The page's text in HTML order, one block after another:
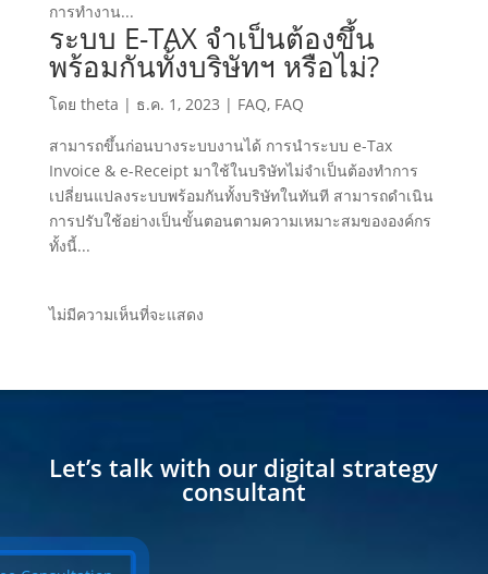
การทำงาน...
ระบบ E-TAX จำเป็นต้องขึ้น
พร้อมกันทั้งบริษัทฯ หรือไม่?
โดย theta | ธ.ค. 1, 2023 | FAQ, FAQ
สามารถขึ้นก่อนบางระบบงานได้ การนำระบบ e-Tax
Invoice & e-Receipt มาใช้ในบริษัทไม่จำเป็นต้องทำการ
เปลี่ยนแปลงระบบพร้อมกันทั้งบริษัทในทันที สามารถดำเนิน
การปรับใช้อย่างเป็นขั้นตอนตามความเหมาะสมขององค์กร
ทั้งนี้...
ไม่มีความเห็นที่จะแสดง
Let’s talk with our digital strategy
consultant